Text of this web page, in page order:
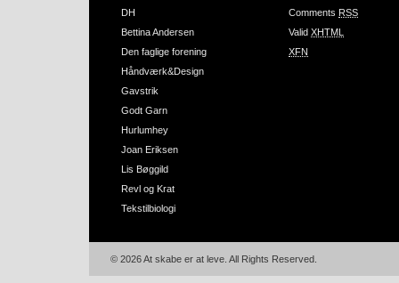
DH
Bettina Andersen
Den faglige forening
Håndværk&Design
Gavstrik
Godt Garn
Hurlumhey
Joan Eriksen
Lis Bøggild
Revl og Krat
Tekstilbiologi
Comments RSS
Valid XHTML
XFN
© 2026 At skabe er at leve. All Rights Reserved.